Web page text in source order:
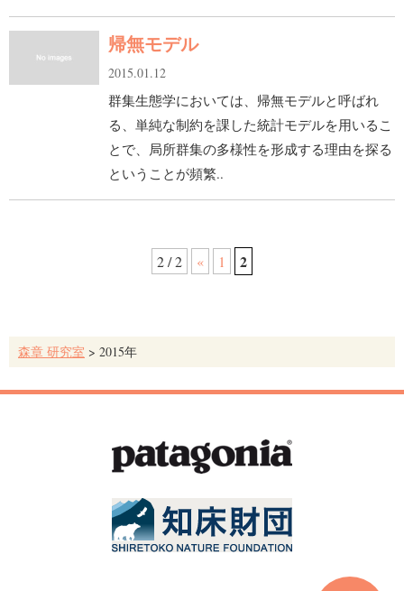
帰無モデル
2015.01.12
群集生態学においては、帰無モデルと呼ばれ
る、単純な制約を課した統計モデルを用いるこ
とで、局所群集の多様性を形成する理由を探る
ということが頻繁..
2 / 2 « 1 2
森章 研究室 > 2015年